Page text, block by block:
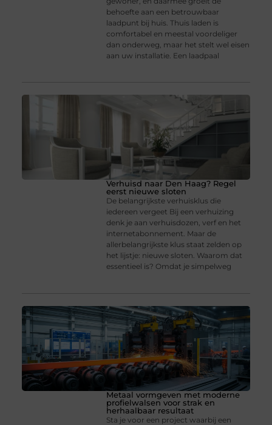
behoefte aan een betrouwbaar
laadpunt bij huis. Thuis laden is
comfortabel en meestal voordeliger
dan onderweg, maar het stelt wel eisen
aan uw installatie. Een laadpaal
Verhuisd naar Den Haag? Regel
eerst nieuwe sloten
De belangrijkste verhuisklus die
iedereen vergeet Bij een verhuizing
denk je aan verhuisdozen, verf en het
internetabonnement. Maar de
allerbelangrijkste klus staat zelden op
het lijstje: nieuwe sloten. Waarom dat
essentieel is? Omdat je simpelweg
Metaal vormgeven met moderne
profielwalsen voor strak en
herhaalbaar resultaat
Sta je voor een project waarbij een